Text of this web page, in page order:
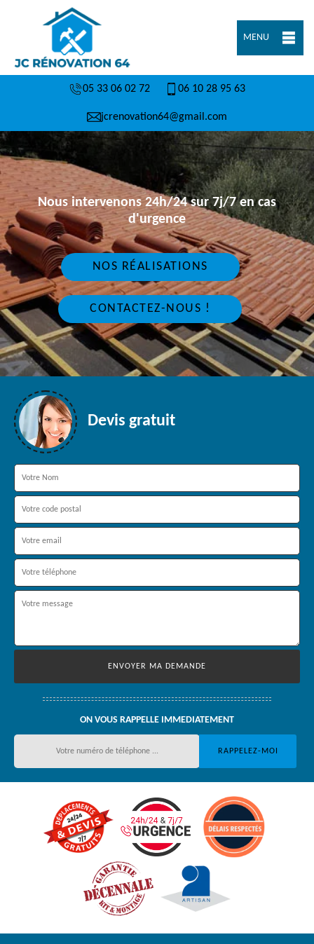
MENU
05 33 06 02 72 06 10 28 95 63
jcrenovation64@gmail.com
Nous intervenons 24h/24 sur 7j/7 en cas
d'urgence
NOS RÉALISATIONS
CONTACTEZ-NOUS !
Devis gratuit
ON VOUS RAPPELLE IMMEDIATEMENT